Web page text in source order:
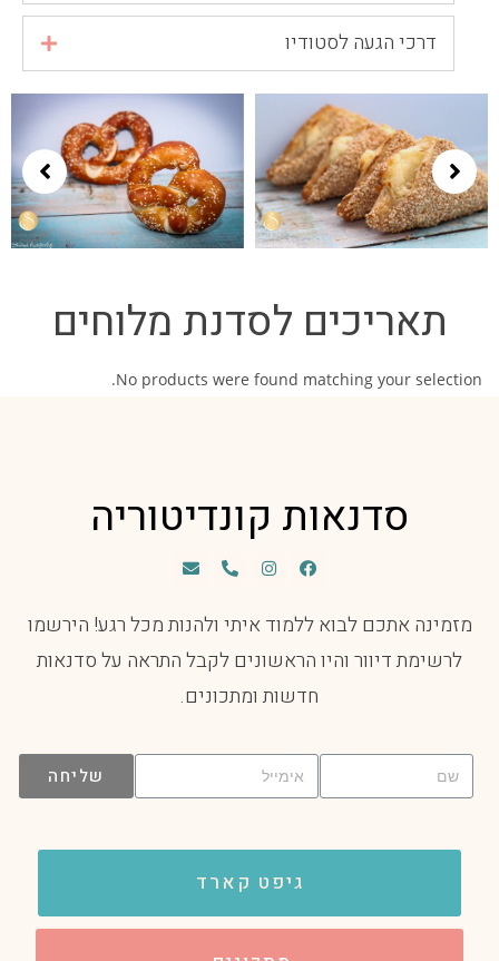
דרכי הגעה לסטודיו
תאריכים לסדנת מלוחים
No products were found matching your selection.
סדנאות קונדיטוריה
מזמינה אתכם לבוא ללמוד איתי ולהנות מכל רגע! הירשמו
לרשימת דיוור והיו הראשונים לקבל התראה על סדנאות
חדשות ומתכונים.
שליחה
גיפט קארד